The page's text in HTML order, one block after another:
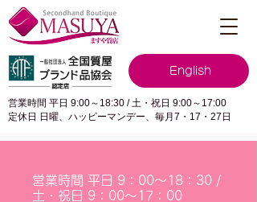
English
営業時間 平日 9:00～18:30 / 土・祝日 9:00～17:00
定休日 日曜、ハッピーマンデー、毎月7・17・27日
営業時間 平日 9：00～18：30 /
土・祝日 9：00～17：00